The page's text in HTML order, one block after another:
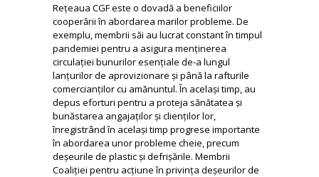
Rețeaua CGF este o dovadă a beneficiilor
cooperării în abordarea marilor probleme. De
exemplu, membrii săi au lucrat constant în timpul
pandemiei pentru a asigura menținerea
circulației bunurilor esențiale de-a lungul
lanțurilor de aprovizionare și până la rafturile
comercianților cu amănuntul. În același timp, au
depus eforturi pentru a proteja sănătatea și
bunăstarea angajaților și clienților lor,
înregistrând în același timp progrese importante
în abordarea unor probleme cheie, precum
deșeurile de plastic și defrișările. Membrii
Coaliției pentru acțiune în privința deșeurilor de